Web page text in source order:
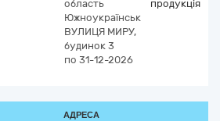
область
Южноукраїнськ
ВУЛИЦЯ МИРУ,
будинок 3
по 31-12-2026
продукція
АДРЕСА